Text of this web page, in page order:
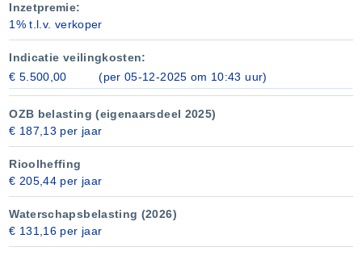
Inzetpremie:
1% t.l.v. verkoper
Indicatie veilingkosten:
€ 5.500,00
(per 05‑12‑2025 om 10:43 uur)
OZB belasting (eigenaarsdeel 2025)
€ 187,13 per jaar
Rioolheffing
€ 205,44 per jaar
Waterschapsbelasting (2026)
€ 131,16 per jaar